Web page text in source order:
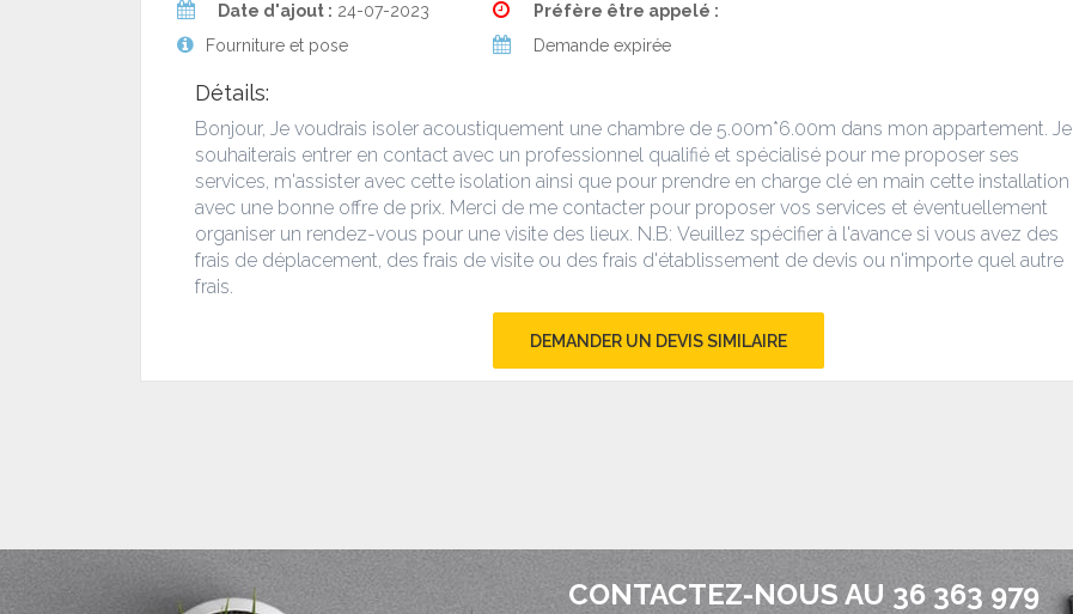
Date d'ajout : 24-07-2023
Préfère être appelé :
Fourniture et pose
Demande expirée
Détails:
Bonjour, Je voudrais isoler acoustiquement une chambre de 5.00m*6.00m dans mon appartement. Je
souhaiterais entrer en contact avec un professionnel qualifié et spécialisé pour me proposer ses
services, m'assister avec cette isolation ainsi que pour prendre en charge clé en main cette installation
avec une bonne offre de prix. Merci de me contacter pour proposer vos services et éventuellement
organiser un rendez-vous pour une visite des lieux. N.B: Veuillez spécifier à l'avance si vous avez des
frais de déplacement, des frais de visite ou des frais d'établissement de devis ou n'importe quel autre
frais.
DEMANDER UN DEVIS SIMILAIRE
CONTACTEZ-NOUS AU 36 363 979